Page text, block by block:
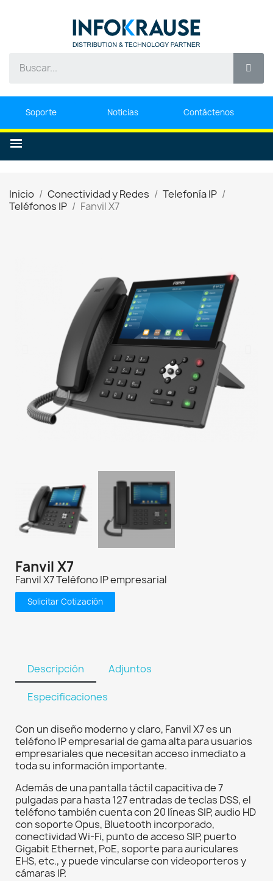
Soporte Noticias Contáctenos
Inicio Conectividad y Redes
Telefonía IP
Teléfonos IP
Fanvil X7
Fanvil X7
Fanvil X7 Teléfono IP empresarial
Solicitar Cotización
Descripción Adjuntos
Especificaciones
Con un diseño moderno y claro, Fanvil X7 es un
teléfono IP empresarial de gama alta para usuarios
empresariales que necesitan acceso inmediato a
toda su información importante.
Además de una pantalla táctil capacitiva de 7
pulgadas para hasta 127 entradas de teclas DSS, el
teléfono también cuenta con 20 líneas SIP, audio HD
con soporte Opus, Bluetooth incorporado,
conectividad Wi-Fi, punto de acceso SIP, puerto
Gigabit Ethernet, PoE, soporte para auriculares
EHS, etc., y puede vincularse con videoporteros y
cámaras IP.